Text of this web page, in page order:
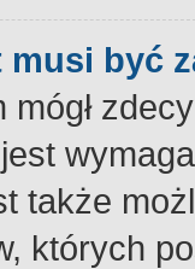
musi być
mógł
także
których